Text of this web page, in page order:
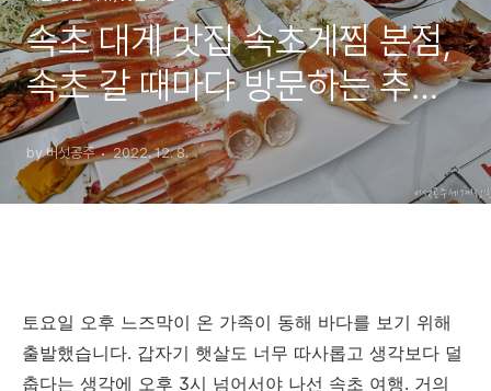
속초 대게 맛집 속초게찜 본점,
속초 갈 때마다 방문하는 추천
맛집
by 버섯공주 2022. 12. 8.
토요일 오후 느즈막이 온 가족이 동해 바다를 보기 위해
출발했습니다. 갑자기 햇살도 너무 따사롭고 생각보다 덜
춥다는 생각에 오후 3시 넘어서야 나선 속초 여행. 거의